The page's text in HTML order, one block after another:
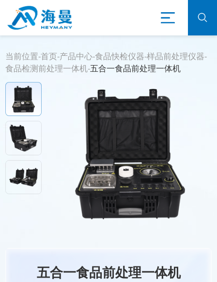
当前位置-首页-产品中心-食品快检仪器-样品前处理仪器-
食品检测前处理一体机-五合一食品前处理一体机
五合一食品前处理一体机